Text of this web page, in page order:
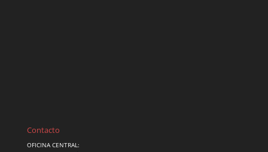
Contacto
OFICINA CENTRAL: